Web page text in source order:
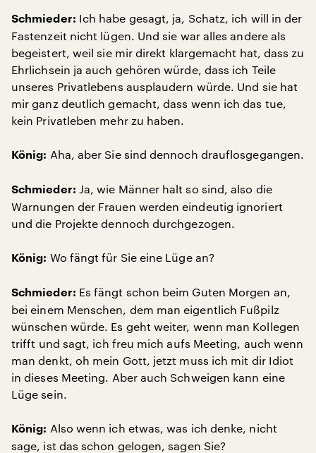
Schmieder: Ich habe gesagt, ja, Schatz, ich will in der
Fastenzeit nicht lügen. Und sie war alles andere als
begeistert, weil sie mir direkt klargemacht hat, dass zu
Ehrlichsein ja auch gehören würde, dass ich Teile
unseres Privatlebens ausplaudern würde. Und sie hat
mir ganz deutlich gemacht, dass wenn ich das tue,
kein Privatleben mehr zu haben.
König: Aha, aber Sie sind dennoch drauflosgegangen.
Schmieder: Ja, wie Männer halt so sind, also die
Warnungen der Frauen werden eindeutig ignoriert
und die Projekte dennoch durchgezogen.
König: Wo fängt für Sie eine Lüge an?
Schmieder: Es fängt schon beim Guten Morgen an,
bei einem Menschen, dem man eigentlich Fußpilz
wünschen würde. Es geht weiter, wenn man Kollegen
trifft und sagt, ich freu mich aufs Meeting, auch wenn
man denkt, oh mein Gott, jetzt muss ich mit dir Idiot
in dieses Meeting. Aber auch Schweigen kann eine
Lüge sein.
König: Also wenn ich etwas, was ich denke, nicht
sage, ist das schon gelogen, sagen Sie?